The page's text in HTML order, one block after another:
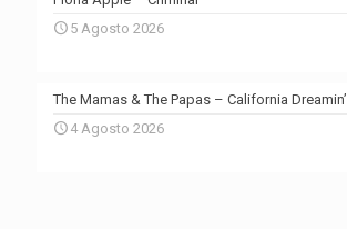
5 Agosto 2026
The Mamas & The Papas – California Dreamin’
4 Agosto 2026